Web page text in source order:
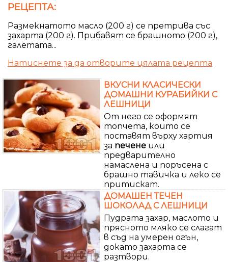
РЕЦЕПТА:
Размекнатото масло (200 г) се претрива със
захарта (200 г). Прибавят се брашното (200 г),
галетата...
Натиснете за да отворите цялата рецепта
ВКУСНИ КЛАСИЧЕСКИ
ДОМАШНИ КУРАБИЙКИ С
ЛЕШНИЦИ
От него се оформят
топчета, които се
поставят върху хартия
за печене или
предварително
намаслена и поръсена с
брашно тавичка и леко се
притискат.
ДОМАШЕН ТЕЧЕН
ШОКОЛАД С ЛЕШНИЦИ
Пудрата захар, маслото и
прясното мляко се слагат
в съд на умерен огън,
докато захарта се
разтвори.